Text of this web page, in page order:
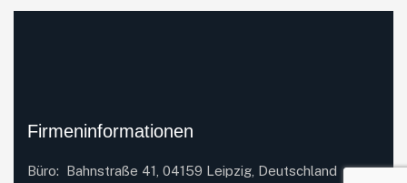
Firmeninformationen
Büro: Bahnstraße 41, 04159 Leipzig, Deutschland